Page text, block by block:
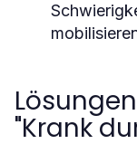
"Krank